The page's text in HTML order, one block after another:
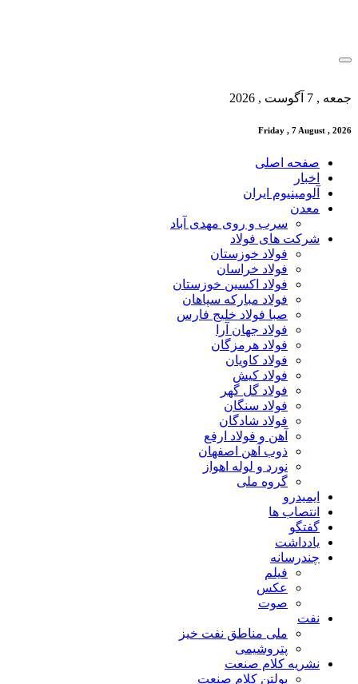
جمعه , 7 آگوست , 2026
Friday , 7 August , 2026
صفحه اصلی
اخبار
آلومینیوم ایران
معدن
سرب و روی مهدی آباد
شرکت های فولاد
فولاد خوزستان
فولاد خراسان
فولاد اکسین خوزستان
فولاد مبارکه سپاهان
صبا فولاد خلیج فارس
فولاد جهان آرا
فولاد هرمزگان
فولاد کاویان
فولاد کیش
فولاد گل گهر
فولاد سنگان
فولاد شادگان
آهن و فولاد ارفع
ذوب آهن اصفهان
نورد و لوله اهواز
گروه ملی
ایمیدرو
انتصاب ها
گفتگو
یادداشت
چندرسانه
فیلم
عکس
صوت
نفت
ملی مناطق نفت خیز
پتروشیمی
نشریه کلام صنعت
بولتن کلام صنعت